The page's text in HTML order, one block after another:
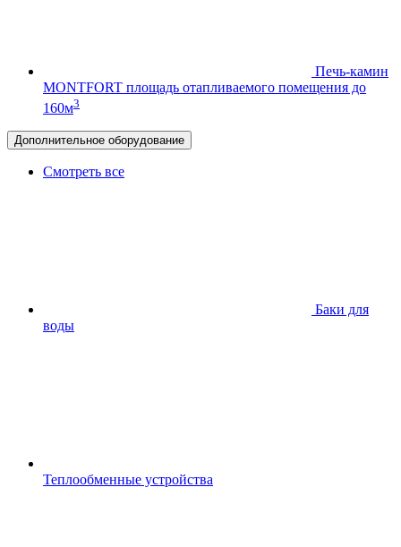
Печь-камин
MONTFORT площадь отапливаемого помещения до
160м3
Дополнительное оборудование
Смотреть все
Баки для
воды
Теплообменные устройства